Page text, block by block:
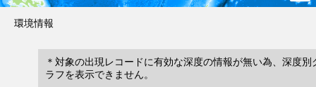
環境情報
＊対象の出現レコードに有効な深度の情報が無い為、深度別
ラフを表示できません。